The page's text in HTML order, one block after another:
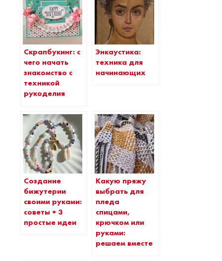
Скрапбукинг: с
чего начать
знакомство с
техникой
рукоделия
Энкаустика:
техника для
начинающих
Создание
бижутерии
своими руками:
советы + 3
простые идеи
Какую пряжу
выбрать для
пледа
спицами,
крючком или
руками:
решаем вместе